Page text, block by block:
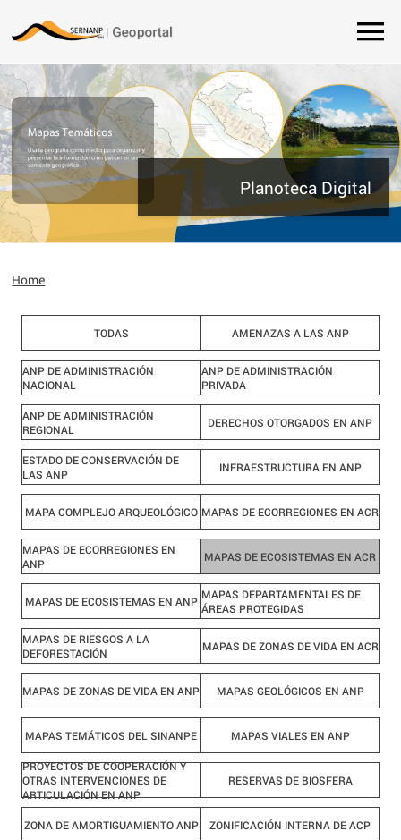
Planoteca Digital
Home
TODAS AMENAZAS A LAS ANP
ANP DE ADMINISTRACIÓN
NACIONAL
ANP DE ADMINISTRACIÓN
PRIVADA
ANP DE ADMINISTRACIÓN
REGIONAL
DERECHOS OTORGADOS EN ANP
ESTADO DE CONSERVACIÓN DE
LAS ANP
INFRAESTRUCTURA EN ANP
MAPA COMPLEJO ARQUEOLÓGICO MAPAS DE ECORREGIONES EN ACR
MAPAS DE ECORREGIONES EN
ANP
MAPAS DE ECOSISTEMAS EN ACR
MAPAS DE ECOSISTEMAS EN ANP MAPAS DEPARTAMENTALES DE
ÁREAS PROTEGIDAS
MAPAS DE RIESGOS A LA
DEFORESTACIÓN
MAPAS DE ZONAS DE VIDA EN ACR
MAPAS DE ZONAS DE VIDA EN ANP MAPAS GEOLÓGICOS EN ANP
MAPAS TEMÁTICOS DEL SINANPE MAPAS VIALES EN ANP
PROYECTOS DE COOPERACIÓN Y
OTRAS INTERVENCIONES DE
ARTICULACIÓN EN ANP
RESERVAS DE BIOSFERA
ZONA DE AMORTIGUAMIENTO ANP ZONIFICACIÓN INTERNA DE ACP